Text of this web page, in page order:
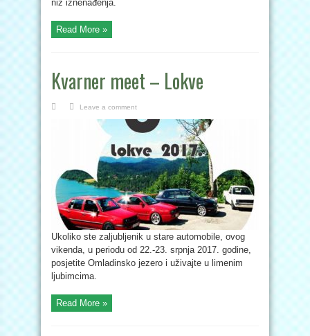
niz iznenađenja.
Read More »
Kvarner meet – Lokve
Leave a comment
Ukoliko ste zaljubljenik u stare automobile, ovog
vikenda, u periodu od 22.-23. srpnja 2017. godine,
posjetite Omladinsko jezero i uživajte u limenim
ljubimcima.
Read More »